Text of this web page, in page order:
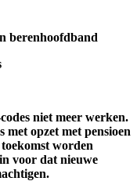
berenhoofdband
niet meer werken.
met opzet met pensioen
worden
voor dat nieuwe